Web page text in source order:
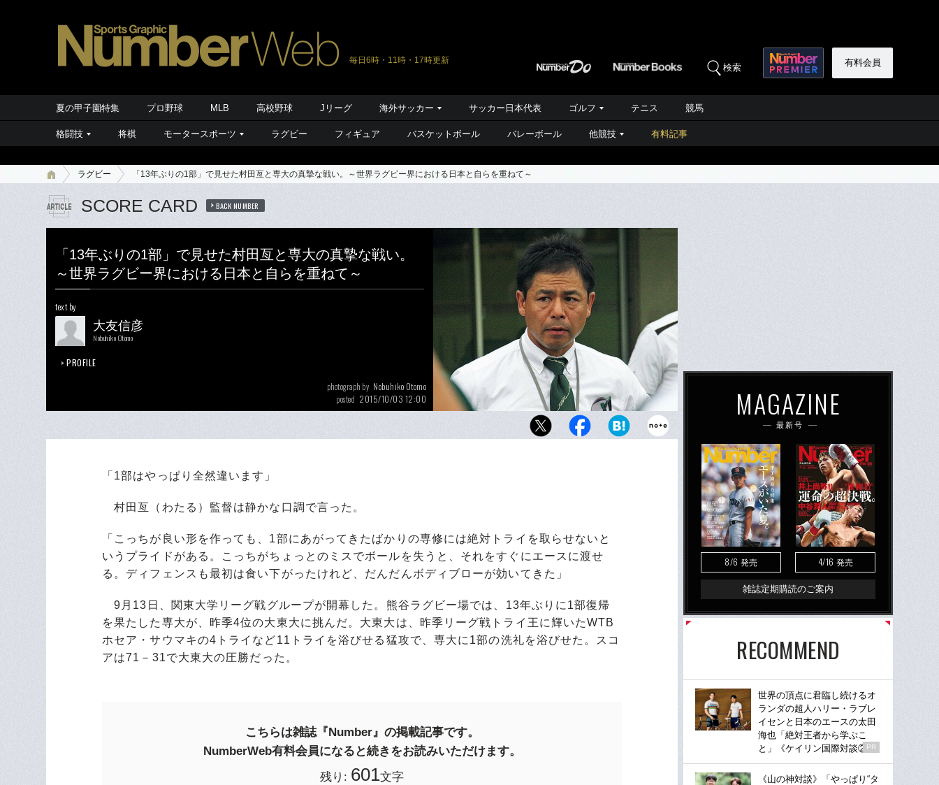
毎日6時・11時・17時更新
検索 有料会員
夏の甲子園特集 プロ野球 MLB 高校野球 Jリーグ 海外サッカー サッカー日本代表 ゴルフ テニス 競馬
格闘技 将棋 モータースポーツ ラグビー フィギュア バスケットボール バレーボール 他競技 有料記事
ラグビー 「13年ぶりの1部」で見せた村田亙と専大の真摯な戦い。～世界ラグビー界における日本と自らを重ねて～
SCORE CARD BACK NUMBER
「13年ぶりの1部」で見せた村田亙と専大の真摯な戦い。
～世界ラグビー界における日本と自らを重ねて～
text by
大友信彦
Nobuhiko Otomo
PROFILE
photograph by Nobuhiko Otomo
posted 2015/10/03 12:00
'12年まで7人制日本代表の監督も務めた村田亙氏。母校を
「1部はやっぱり全然違います」
村田亙（わたる）監督は静かな口調で言った。
「こっちが良い形を作っても、1部にあがってきたばかりの専修には絶対トライを取らせないと
いうプライドがある。こっちがちょっとのミスでボールを失うと、それをすぐにエースに渡せ
る。ディフェンスも最初は食い下がったけれど、だんだんボディブローが効いてきた」
9月13日、関東大学リーグ戦グループが開幕した。熊谷ラグビー場では、13年ぶりに1部復帰
を果たした専大が、昨季4位の大東大に挑んだ。大東大は、昨季リーグ戦トライ王に輝いたWTB
ホセア・サウマキの4トライなど11トライを浴びせる猛攻で、専大に1部の洗礼を浴びせた。スコ
アは71－31で大東大の圧勝だった。
こちらは雑誌『Number』の掲載記事です。
NumberWeb有料会員になると続きをお読みいただけます。
残り: 601文字
MAGAZINE
最新号
8/6 発売 4/16 発売
雑誌定期購読のご案内
RECOMMEND
世界の頂点に君臨し続けるオ
ランダの超人ハリー・ラブレ
イセンと日本のエースの太田
海也「絶対王者から学ぶこ
と」《ケイリン国際対談②》
PR
《山の神対談》「やっぱり“タ